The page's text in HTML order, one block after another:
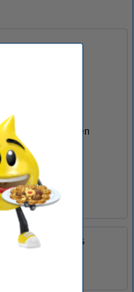
afdrukken
8718237015095